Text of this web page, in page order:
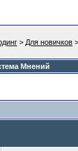
> Для новичков >
Мнений